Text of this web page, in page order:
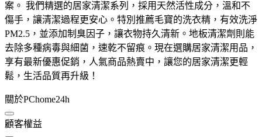
案。 我們精選的居家清潔系列，採用天然活性成分，溫和不
傷手，讓清潔過程更安心。特別推薦毛寶的洗衣精，有效洗淨
PM2.5，並添加制臭因子，讓衣物持久清新。地板清潔劑則能
去除多種病毒與細菌，速乾不留痕。現在選購居家清潔用品，
享有最新優惠促銷，人氣商品熱賣中，讓您的居家清潔更輕
鬆，生活品質再升級！
關於PChome24h
顧客權益